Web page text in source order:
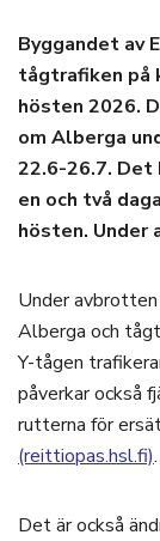
Byggandet av
tågtrafiken på
hösten 2026.
om Alberga
22.6-26.7.
en och två
hösten. Under
Under
Alberga och
Y-tågen
påverkar också
rutterna för
(reittiopas.hsl.fi).
Det är också